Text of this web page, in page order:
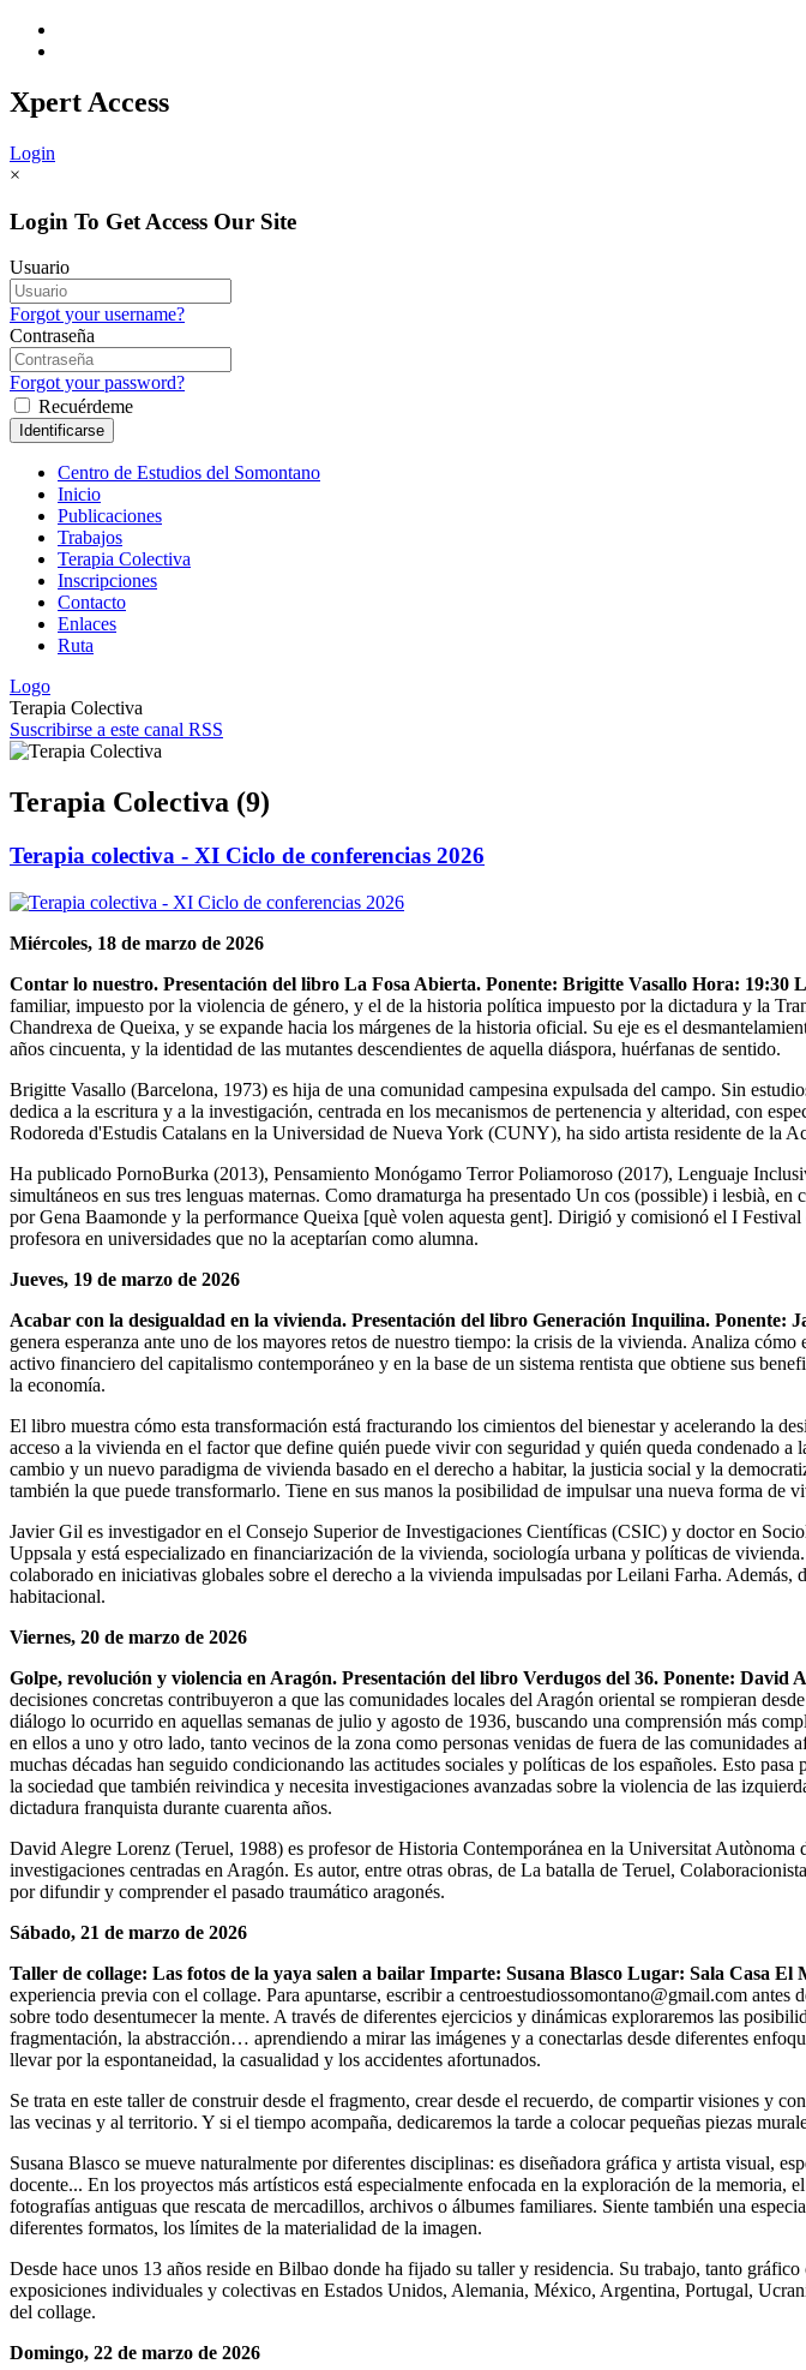
Xpert Access
Login
×
Login To Get Access Our Site
Usuario
Forgot your username?
Contraseña
Forgot your password?
Recuérdeme
Centro de Estudios del Somontano
Inicio
Publicaciones
Trabajos
Terapia Colectiva
Inscripciones
Contacto
Enlaces
Ruta
Logo
Terapia Colectiva
Suscribirse a este canal RSS
Terapia Colectiva (9)
Terapia colectiva - XI Ciclo de conferencias 2026
Miércoles, 18 de marzo de 2026
Contar lo nuestro. Presentación del libro La Fosa Abierta. Ponente: Brigitte Vasallo Hora: 19:30
familiar, impuesto por la violencia de género, y el de la historia política impuesto por la dictadura y la
Chandrexa de Queixa, y se expande hacia los márgenes de la historia oficial. Su eje es el
años cincuenta, y la identidad de las mutantes descendientes de aquella diáspora, huérfanas de sentido.
Brigitte Vasallo (Barcelona, 1973) es hija de una comunidad campesina expulsada del campo. Sin
dedica a la escritura y a la investigación, centrada en los mecanismos de pertenencia y alteridad, con
Rodoreda d'Estudis Catalans en la Universidad de Nueva York (CUNY), ha sido artista residente de la
Ha publicado PornoBurka (2013), Pensamiento Monógamo Terror Poliamoroso (2017), Lenguaje
simultáneos en sus tres lenguas maternas. Como dramaturga ha presentado Un cos (possible) i lesbià,
por Gena Baamonde y la performance Queixa [què volen aquesta gent]. Dirigió y comisionó el I
profesora en universidades que no la aceptarían como alumna.
Jueves, 19 de marzo de 2026
Acabar con la desigualdad en la vivienda. Presentación del libro Generación Inquilina.
genera esperanza ante uno de los mayores retos de nuestro tiempo: la crisis de la vivienda. Analiza
activo financiero del capitalismo contemporáneo y en la base de un sistema rentista que obtiene sus
la economía.
El libro muestra cómo esta transformación está fracturando los cimientos del bienestar y acelerando la
acceso a la vivienda en el factor que define quién puede vivir con seguridad y quién queda condenado
cambio y un nuevo paradigma de vivienda basado en el derecho a habitar, la justicia social y la
también la que puede transformarlo. Tiene en sus manos la posibilidad de impulsar una nueva forma de
Javier Gil es investigador en el Consejo Superior de Investigaciones Científicas (CSIC) y doctor en
Uppsala y está especializado en financiarización de la vivienda, sociología urbana y políticas de
colaborado en iniciativas globales sobre el derecho a la vivienda impulsadas por Leilani Farha.
habitacional.
Viernes, 20 de marzo de 2026
Golpe, revolución y violencia en Aragón. Presentación del libro Verdugos del 36. Ponente:
decisiones concretas contribuyeron a que las comunidades locales del Aragón oriental se rompieran
diálogo lo ocurrido en aquellas semanas de julio y agosto de 1936, buscando una comprensión más
en ellos a uno y otro lado, tanto vecinos de la zona como personas venidas de fuera de las
muchas décadas han seguido condicionando las actitudes sociales y políticas de los españoles. Esto
la sociedad que también reivindica y necesita investigaciones avanzadas sobre la violencia de las
dictadura franquista durante cuarenta años.
David Alegre Lorenz (Teruel, 1988) es profesor de Historia Contemporánea en la Universitat
investigaciones centradas en Aragón. Es autor, entre otras obras, de La batalla de Teruel,
por difundir y comprender el pasado traumático aragonés.
Sábado, 21 de marzo de 2026
Taller de collage: Las fotos de la yaya salen a bailar Imparte: Susana Blasco Lugar: Sala Casa
experiencia previa con el collage. Para apuntarse, escribir a centroestudiossomontano@gmail.com antes
sobre todo desentumecer la mente. A través de diferentes ejercicios y dinámicas exploraremos las
fragmentación, la abstracción… aprendiendo a mirar las imágenes y a conectarlas desde diferentes
llevar por la espontaneidad, la casualidad y los accidentes afortunados.
Se trata en este taller de construir desde el fragmento, crear desde el recuerdo, de compartir visiones y
las vecinas y al territorio. Y si el tiempo acompaña, dedicaremos la tarde a colocar pequeñas piezas
Susana Blasco se mueve naturalmente por diferentes disciplinas: es diseñadora gráfica y artista visual,
docente... En los proyectos más artísticos está especialmente enfocada en la exploración de la
fotografías antiguas que rescata de mercadillos, archivos o álbumes familiares. Siente también una
diferentes formatos, los límites de la materialidad de la imagen.
Desde hace unos 13 años reside en Bilbao donde ha fijado su taller y residencia. Su trabajo, tanto
exposiciones individuales y colectivas en Estados Unidos, Alemania, México, Argentina, Portugal,
del collage.
Domingo, 22 de marzo de 2026